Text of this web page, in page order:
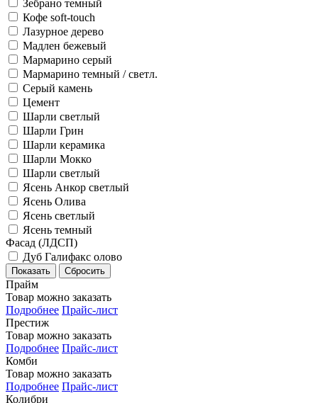
Зебрано темный
Кофе soft-touch
Лазурное дерево
Мадлен бежевый
Мармарино серый
Мармарино темный / светл.
Серый камень
Цемент
Шарли светлый
Шарли Грин
Шарли керамика
Шарли Мокко
Шарли светлый
Ясень Анкор светлый
Ясень Олива
Ясень светлый
Ясень темный
Фасад (ЛДСП)
Дуб Галифакс олово
Прайм
Товар можно заказать
Подробнее Прайс-лист
Престиж
Товар можно заказать
Подробнее Прайс-лист
Комби
Товар можно заказать
Подробнее Прайс-лист
Колибри